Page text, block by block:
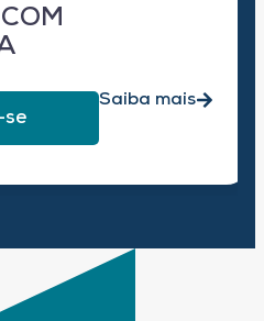
se
Saiba mais